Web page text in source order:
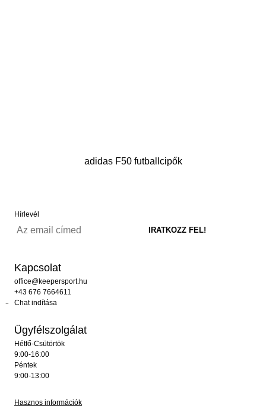
adidas F50 futballcipők
Hírlevél
Kapcsolat
office@keepersport.hu
+43 676 7664611
Chat indítása
Ügyfélszolgálat
Hétfő-Csütörtök
9:00-16:00
Péntek
9:00-13:00
Hasznos információk